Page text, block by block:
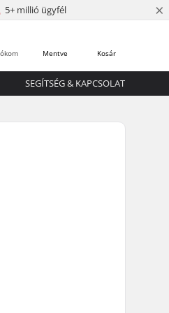
5+ millió ügyfél ×
Kosár
Mentve
SEGÍTSÉG & KAPCSOLAT